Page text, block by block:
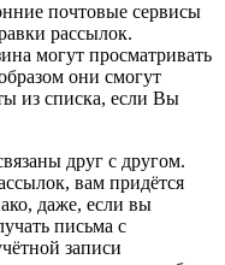
почтовые сервисы
рассылок.
могут просматривать
они смогут
из списка, если Вы
друг с другом.
вам придётся
даже, если вы
письма с
записи